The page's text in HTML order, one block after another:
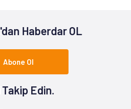
Haberdar OL
Abone Ol
Takip Edin.